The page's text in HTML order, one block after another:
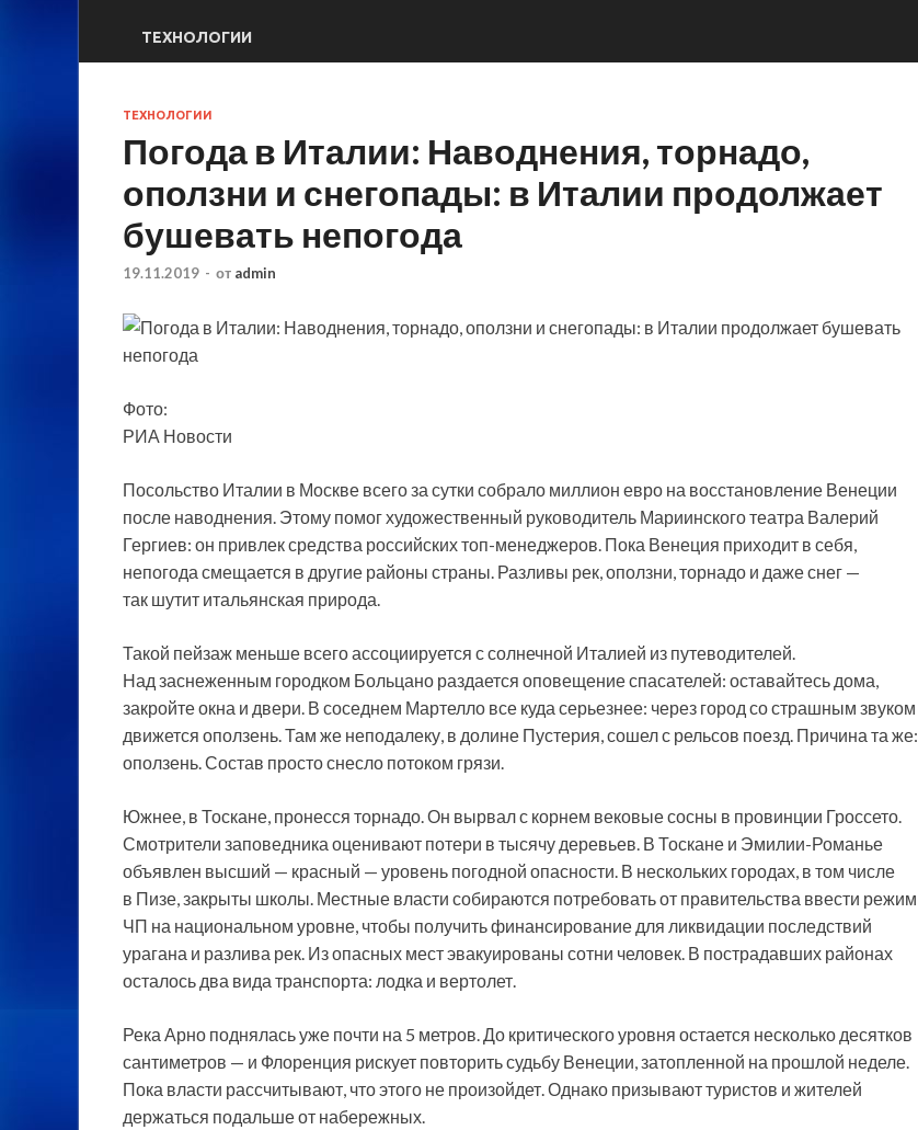
ТЕХНОЛОГИИ
ТЕХНОЛОГИИ
Погода в Италии: Наводнения, торнадо,
оползни и снегопады: в Италии продолжает
бушевать непогода
19.11.2019 - от admin
Фото:
РИА Новости
Посольство Италии в Москве всего за сутки собрало миллион евро на восстановление Венеции
после наводнения. Этому помог художественный руководитель Мариинского театра Валерий
Гергиев: он привлек средства российских топ-менеджеров. Пока Венеция приходит в себя,
непогода смещается в другие районы страны. Разливы рек, оползни, торнадо и даже снег —
так шутит итальянская природа.
Такой пейзаж меньше всего ассоциируется с солнечной Италией из путеводителей.
Над заснеженным городком Больцано раздается оповещение спасателей: оставайтесь дома,
закройте окна и двери. В соседнем Мартелло все куда серьезнее: через город со страшным звуком
движется оползень. Там же неподалеку, в долине Пустерия, сошел с рельсов поезд. Причина та же:
оползень. Состав просто снесло потоком грязи.
Южнее, в Тоскане, пронесся торнадо. Он вырвал с корнем вековые сосны в провинции Гроссето.
Смотрители заповедника оценивают потери в тысячу деревьев. В Тоскане и Эмилии-Романье
объявлен высший — красный — уровень погодной опасности. В нескольких городах, в том числе
в Пизе, закрыты школы. Местные власти собираются потребовать от правительства ввести режим
ЧП на национальном уровне, чтобы получить финансирование для ликвидации последствий
урагана и разлива рек. Из опасных мест эвакуированы сотни человек. В пострадавших районах
осталось два вида транспорта: лодка и вертолет.
Река Арно поднялась уже почти на 5 метров. До критического уровня остается несколько десятков
сантиметров — и Флоренция рискует повторить судьбу Венеции, затопленной на прошлой неделе.
Пока власти рассчитывают, что этого не произойдет. Однако призывают туристов и жителей
держаться подальше от набережных.